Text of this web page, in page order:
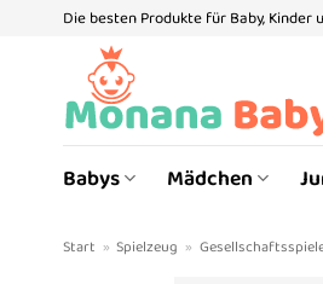
Die besten Produkte für Baby, Kinder
Babys Mädchen
Start » Spielzeug »